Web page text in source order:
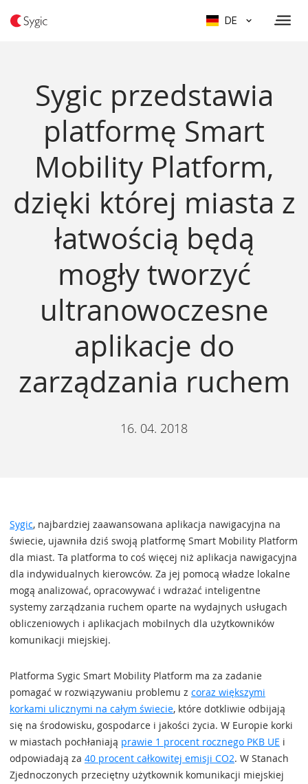
DE
Sygic przedstawia
platformę Smart
Mobility Platform,
dzięki której miasta z
łatwością będą
mogły tworzyć
ultranowoczesne
aplikacje do
zarządzania ruchem
16. 04. 2018
Sygic, najbardziej zaawansowana aplikacja nawigacyjna na
świecie, ujawniła dziś swoją platformę Smart Mobility Platform
dla miast. Ta platforma to coś więcej niż aplikacja nawigacyjna
dla indywidualnych kierowców. Za jej pomocą władze lokalne
mogą analizować, opracowywać i wdrażać inteligentne
systemy zarządzania ruchem oparte na wydajnych usługach
obliczeniowych i aplikacjach mobilnych dla użytkowników
komunikacji miejskiej.
Platforma Sygic Smart Mobility Platform ma za zadanie
pomagać w rozwiązywaniu problemu z coraz większymi
korkami ulicznymi na całym świecie, które dotkliwie odbijają
się na środowisku, gospodarce i jakości życia. W Europie korki
w miastach pochłaniają prawie 1 procent rocznego PKB UE i
odpowiadają za 40 procent całkowitej emisji CO2. W Stanach
Zjednoczonych przeciętny użytkownik komunikacji miejskiej